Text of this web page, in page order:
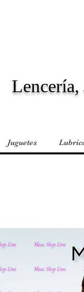
Lencería,
Juguetes